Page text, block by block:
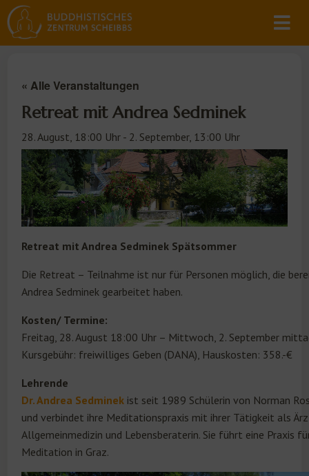
« Alle Veranstaltungen
Retreat mit Andrea Sedminek
28. August, 18:00 Uhr - 2. September, 13:00 Uhr
Retreat mit Andrea Sedminek Spätsommer
Die Retreat – Teilnahme ist nur für Personen möglich, die
Andrea Sedminek gearbeitet haben.
Kosten/ Termine:
Freitag, 28. August 18:00 Uhr – Mittwoch, 2. September
Kursgebühr: freiwilliges Geben (DANA), Hauskosten: 358.-€
Lehrende
Dr. Andrea Sedminek ist seit 1989 Schülerin von Norman
und verbindet ihre Meditationspraxis mit ihrer Tätigkeit als
Allgemeinmedizin und Lebensberaterin. Sie führt eine Praxis
Meditation in Graz.